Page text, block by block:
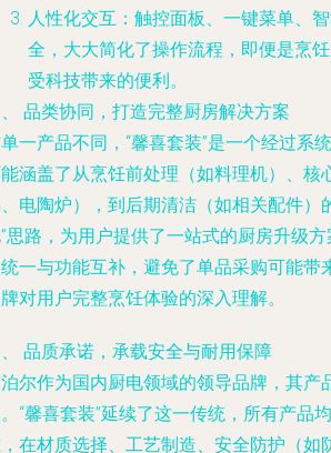
人性化交互 ：触控面板、一键菜单、
全，大大简化了操作流程，即便是烹
受科技带来的便利。
品类协同，打造完整厨房解决方案
一产品不同，“馨喜套装”是一个经过系
涵盖了从烹饪前处理（如料理机）、核
电陶炉），到后期清洁（如相关配件）
思路，为用户提供了一站式的厨房升级
一与功能互补，避免了单品采购可能带
对用户完整烹饪体验的深入理解。
品质承诺，承载安全与耐用保障
尔作为国内厨电领域的领导品牌，其产
“馨喜套装”延续了这一传统，所有产品
在材质选择、工艺制造、安全防护（如